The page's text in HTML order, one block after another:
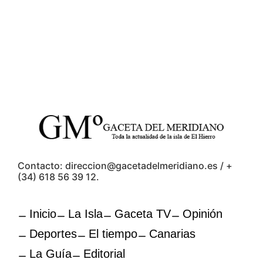
Contacto: direccion@gacetadelmeridiano.es / +
(34) 618 56 39 12.
Inicio La Isla Gaceta TV
Opinión
Deportes
El tiempo
Canarias
La Guía
Editorial